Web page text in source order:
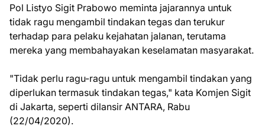
Pol Listyo Sigit Prabowo meminta jajarannya untuk
tidak ragu mengambil tindakan tegas dan terukur
terhadap para pelaku kejahatan jalanan, terutama
mereka yang membahayakan keselamatan masyarakat.
"Tidak perlu ragu-ragu untuk mengambil tindakan yang
diperlukan termasuk tindakan tegas," kata Komjen Sigit
di Jakarta, seperti dilansir ANTARA, Rabu
(22/04/2020).